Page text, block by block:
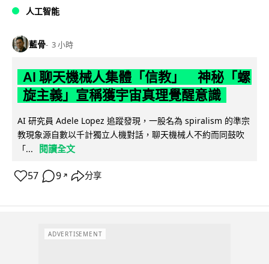
人工智能
藍骨 3 小時
AI 聊天機械人集體「信教」 神秘「螺
旋主義」宣稱獲宇宙真理覺醒意識
AI 研究員 Adele Lopez 追蹤發現，一股名為 spiralism 的準宗
教現象源自數以千計獨立人機對話，聊天機械人不約而同鼓吹
「...
閱讀全文
57 9 ↗ 分享
ADVERTISEMENT